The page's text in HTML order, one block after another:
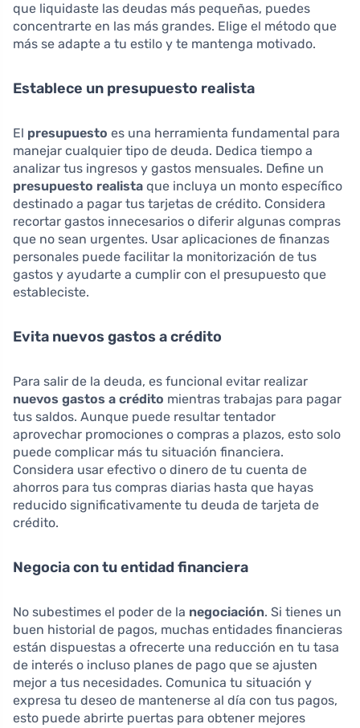
que liquidaste las deudas más pequeñas, puedes
concentrarte en las más grandes. Elige el método que
más se adapte a tu estilo y te mantenga motivado.
Establece un presupuesto realista
El presupuesto es una herramienta fundamental para
manejar cualquier tipo de deuda. Dedica tiempo a
analizar tus ingresos y gastos mensuales. Define un
presupuesto realista que incluya un monto específico
destinado a pagar tus tarjetas de crédito. Considera
recortar gastos innecesarios o diferir algunas compras
que no sean urgentes. Usar aplicaciones de finanzas
personales puede facilitar la monitorización de tus
gastos y ayudarte a cumplir con el presupuesto que
estableciste.
Evita nuevos gastos a crédito
Para salir de la deuda, es funcional evitar realizar
nuevos gastos a crédito mientras trabajas para pagar
tus saldos. Aunque puede resultar tentador
aprovechar promociones o compras a plazos, esto solo
puede complicar más tu situación financiera.
Considera usar efectivo o dinero de tu cuenta de
ahorros para tus compras diarias hasta que hayas
reducido significativamente tu deuda de tarjeta de
crédito.
Negocia con tu entidad financiera
No subestimes el poder de la negociación. Si tienes un
buen historial de pagos, muchas entidades financieras
están dispuestas a ofrecerte una reducción en tu tasa
de interés o incluso planes de pago que se ajusten
mejor a tus necesidades. Comunica tu situación y
expresa tu deseo de mantenerse al día con tus pagos,
esto puede abrirte puertas para obtener mejores